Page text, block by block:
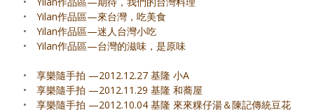
•
Yilan作品區—來台灣，吃美食
•
Yilan作品區—迷人台灣小吃
•
Yilan作品區—台灣的滋味，是原味
•
享樂隨手拍 —2012.12.27 基隆 小A
•
享樂隨手拍 —2012.11.29 基隆 和蕎屋
•
享樂隨手拍 —2012.10.04 基隆 來來粿仔湯＆陳記傳統豆花